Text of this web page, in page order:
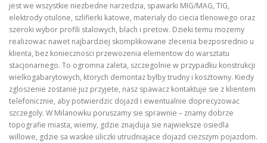
jest we wszystkie niezbedne narzedzia, spawarki MIG/MAG, TIG,
elektrody otulone, szlifierki katowe, materialy do ciecia tlenowego oraz
szeroki wybor profili stalowych, blach i pretow. Dzieki temu mozemy
realizowac nawet najbardziej skomplikowane zlecenia bezposrednio u
klienta, bez koniecznosci przewozenia elementow do warsztatu
stacjonarnego. To ogromna zaleta, szczegolnie w przypadku konstrukcji
wielkogabarytowych, ktorych demontaz bylby trudny i kosztowny. Kiedy
zgloszenie zostanie juz przyjete, nasz spawacz kontaktuje sie z klientem
telefonicznie, aby potwierdzic dojazd i ewentualnie doprecyzowac
szczegoly. W Milanowku poruszamy sie sprawnie – znamy dobrze
topografie miasta, wiemy, gdzie znajduja sie najwieksze osiedla
willowe, gdzie sa waskie uliczki utrudniajace dojazd ciezszym pojazdom.